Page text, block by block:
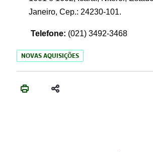
Janeiro, Cep.: 24230-101.
Telefone: (021) 3492-3468
NOVAS AQUISIÇÕES